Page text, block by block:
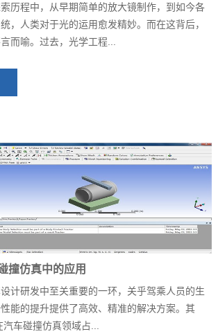
历程中，从早期简单的放大镜制作，到如今各
，人类对于光的运用愈发精妙。而在这背后，
而喻。过去，光学工程...
撞仿真中的应用
计研发中至关重要的一环，关乎驾乘人员的生
能的提升提供了高效、精准的解决方案。其
车碰撞仿真领域占...